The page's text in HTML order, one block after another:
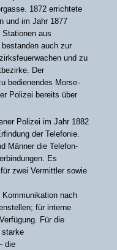
1872 errichtete
und im Jahr 1877
aus
bestanden auch zur
und zu
Der
bedienendes Morse-
Polizei bereits über
Polizei im Jahr 1882
der Telefonie.
Männer die Telefon-
Es
zwei Vermittler sowie
nach
für interne
Für die
starke
die